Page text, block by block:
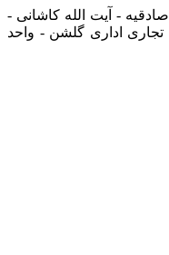
- آیت الله کاشانی -
تجاری اداری گلشن - واحد